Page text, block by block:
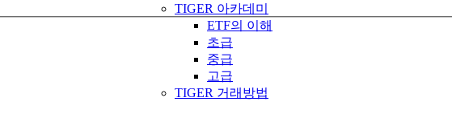
TIGER 아카데미
ETF의 이해
초급
중급
고급
TIGER 거래방법